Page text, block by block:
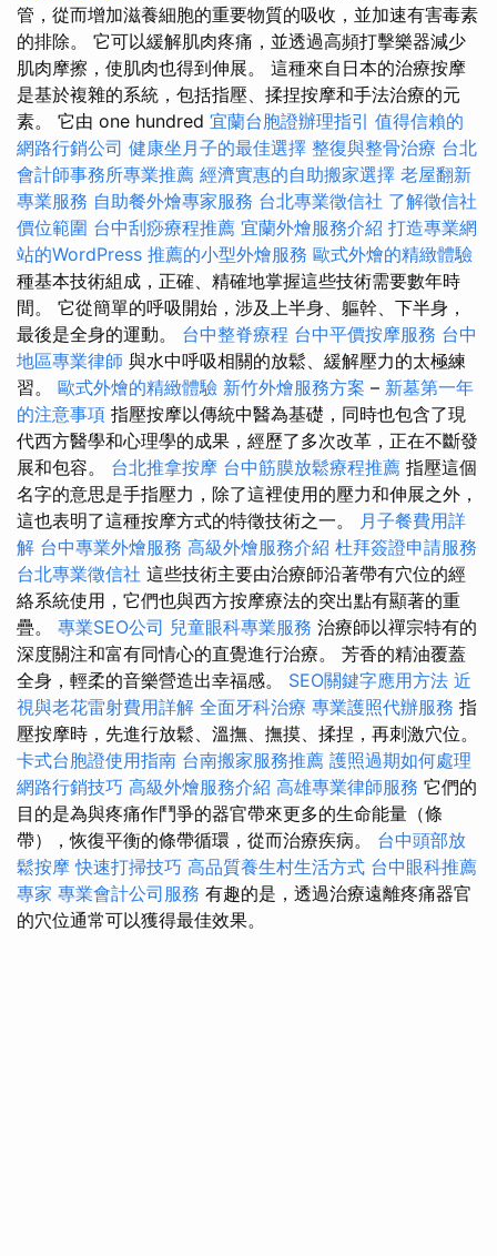
管，從而增加滋養細胞的重要物質的吸收，並加速有害毒素
的排除。 它可以緩解肌肉疼痛，並透過高頻打擊樂器減少
肌肉摩擦，使肌肉也得到伸展。 這種來自日本的治療按摩
是基於複雜的系統，包括指壓、揉捏按摩和手法治療的元
素。 它由 one hundred 宜蘭台胞證辦理指引 值得信賴的
網路行銷公司 健康坐月子的最佳選擇 整復與整骨治療 台北
會計師事務所專業推薦 經濟實惠的自助搬家選擇 老屋翻新
專業服務 自助餐外燴專家服務 台北專業徵信社 了解徵信社
價位範圍 台中刮痧療程推薦 宜蘭外燴服務介紹 打造專業網
站的WordPress 推薦的小型外燴服務 歐式外燴的精緻體驗
種基本技術組成，正確、精確地掌握這些技術需要數年時
間。 它從簡單的呼吸開始，涉及上半身、軀幹、下半身，
最後是全身的運動。 台中整脊療程 台中平價按摩服務 台中
地區專業律師 與水中呼吸相關的放鬆、緩解壓力的太極練
習。 歐式外燴的精緻體驗 新竹外燴服務方案 – 新墓第一年
的注意事項 指壓按摩以傳統中醫為基礎，同時也包含了現
代西方醫學和心理學的成果，經歷了多次改革，正在不斷發
展和包容。 台北推拿按摩 台中筋膜放鬆療程推薦 指壓這個
名字的意思是手指壓力，除了這裡使用的壓力和伸展之外，
這也表明了這種按摩方式的特徵技術之一。 月子餐費用詳
解 台中專業外燴服務 高級外燴服務介紹 杜拜簽證申請服務
台北專業徵信社 這些技術主要由治療師沿著帶有穴位的經
絡系統使用，它們也與西方按摩療法的突出點有顯著的重
疊。 專業SEO公司 兒童眼科專業服務 治療師以禪宗特有的
深度關注和富有同情心的直覺進行治療。 芳香的精油覆蓋
全身，輕柔的音樂營造出幸福感。 SEO關鍵字應用方法 近
視與老花雷射費用詳解 全面牙科治療 專業護照代辦服務 指
壓按摩時，先進行放鬆、溫撫、撫摸、揉捏，再刺激穴位。
卡式台胞證使用指南 台南搬家服務推薦 護照過期如何處理
網路行銷技巧 高級外燴服務介紹 高雄專業律師服務 它們的
目的是為與疼痛作鬥爭的器官帶來更多的生命能量（條
帶），恢復平衡的條帶循環，從而治療疾病。 台中頭部放
鬆按摩快速打掃技巧 高品質養生村生活方式 台中眼科推薦
專家 專業會計公司服務 有趣的是，透過治療遠離疼痛器官
的穴位通常可以獲得最佳效果。